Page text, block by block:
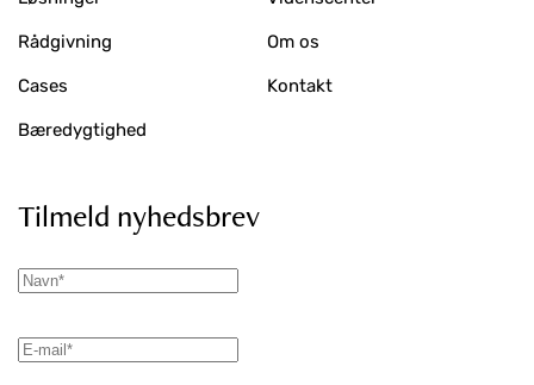
Rådgivning
Cases
Bæredygtighed
Om os
Kontakt
Tilmeld nyhedsbrev